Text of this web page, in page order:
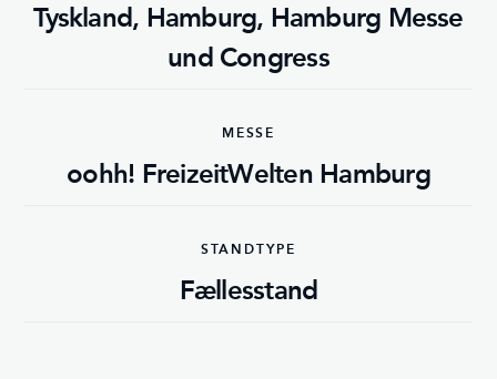
Tyskland, Hamburg, Hamburg Messe
und Congress
MESSE
oohh! FreizeitWelten Hamburg
STANDTYPE
Fællesstand